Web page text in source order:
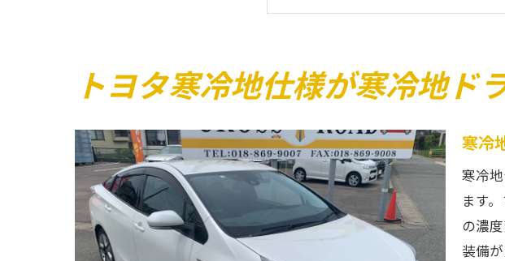
寒冷地の冬のために追加
リアフォグランプの重要性ト
リアフォグランプの機能
リアフォグランプの正しい
トヨタ寒冷地仕様共通の効果
トヨタ寒冷地仕様共通の
冬を乗り切るためのトヨ
トヨタ寒冷地仕様のメン
トヨタ寒冷地仕様が寒冷地ド
寒冷
寒冷
ます
の濃
装備